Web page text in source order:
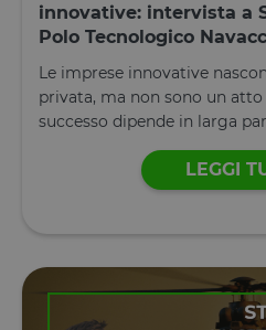
innovative: intervista a
Polo Tecnologico
Le imprese innovative
privata, ma non sono un
successo dipende in larga
LEGGI